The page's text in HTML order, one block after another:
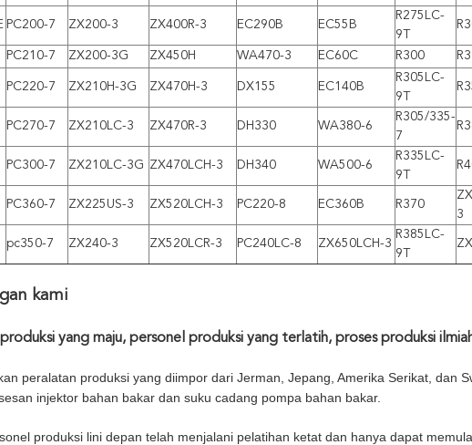
PC200-7 ZX200-3 ZX400R-3 EC290B EC55B
R275LC-
9T
PC210-7 ZX200-3G ZX450H WA470-3 EC60C R300
PC220-7 ZX210H-3G ZX470H-3 DX155 EC140B
R305LC-
9T
PC270-7 ZX210LC-3 ZX470R-3 DH330 WA380-6
R305/335-
7
PC300-7 ZX210LC-3G ZX470LCH-3 DH340 WA500-6
R335LC-
9T
PC360-7 ZX225US-3 ZX520LCH-3 PC220-8 EC360B R370
3
pc350-7 ZX240-3 ZX520LCR-3 PC240LC-8 ZX650LCH-3
R385LC-
9T
kami
yang maju, personel produksi yang terlatih, proses produksi
peralatan produksi yang diimpor dari Jerman, Jepang, Amerika Serikat, dan
injektor bahan bakar dan suku cadang pompa bahan bakar.
produksi lini depan telah menjalani pelatihan ketat dan hanya dapat